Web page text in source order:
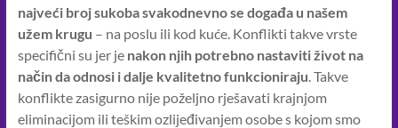
najveći broj sukoba svakodnevno se događa u našem
užem krugu – na poslu ili kod kuće. Konflikti takve vrste
specifični su jer je nakon njih potrebno nastaviti život na
način da odnosi i dalje kvalitetno funkcioniraju . Takve
konflikte zasigurno nije poželjno rješavati krajnjom
eliminacijom ili teškim ozlijeđivanjem osobe s kojom smo